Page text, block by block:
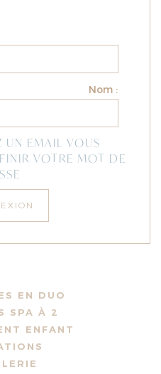
Nom :
UN EMAIL VOUS
VOTRE MOT DE
EN DUO
SPA À 2
ENFANT